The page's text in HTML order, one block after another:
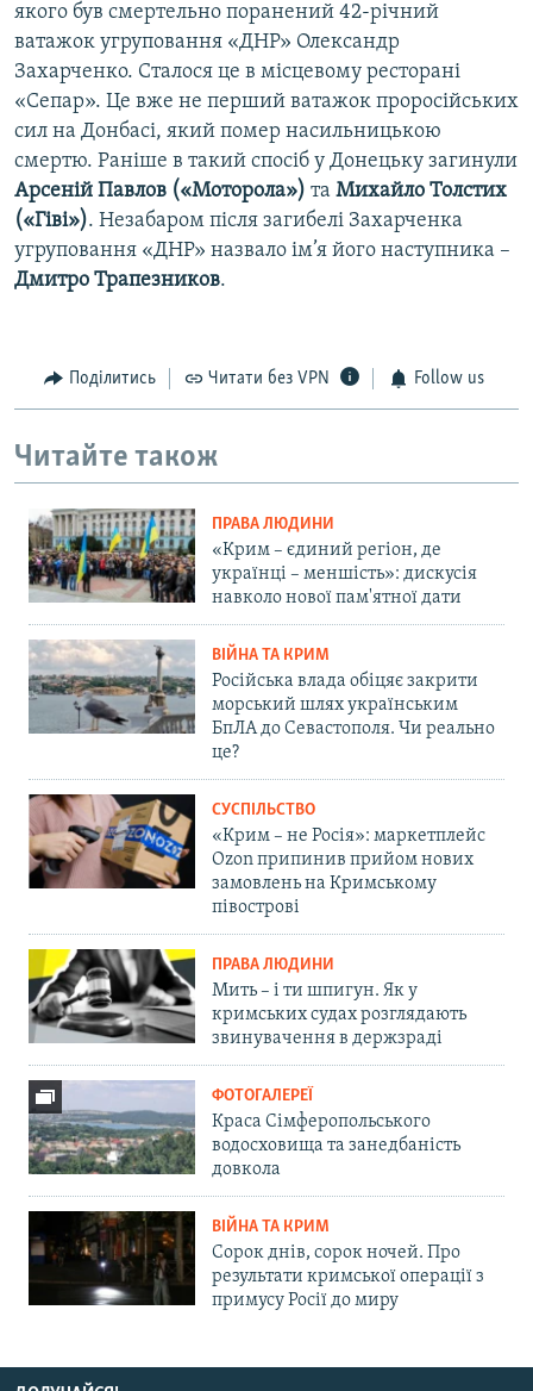
якого був смертельно поранений 42-річний
ватажок угруповання «ДНР» Олександр
Захарченко. Сталося це в місцевому ресторані
«Сепар». Це вже не перший ватажок проросійських
сил на Донбасі, який помер насильницькою
смертю. Раніше в такий спосіб у Донецьку загинули
Арсеній Павлов («Моторола») та Михайло Толстих
(«Гіві»). Незабаром після загибелі Захарченка
угруповання «ДНР» назвало ім’я його наступника –
Дмитро Трапезников.
Поділитись Читати без VPN Follow us
Читайте також
ПРАВА ЛЮДИНИ
«Крим – єдиний регіон, де
українці – меншість»: дискусія
навколо нової пам'ятної дати
ВІЙНА ТА КРИМ
Російська влада обіцяє закрити
морський шлях українським
БпЛА до Севастополя. Чи реально
це?
СУСПІЛЬСТВО
«Крим – не Росія»: маркетплейс
Ozon припинив прийом нових
замовлень на Кримському
півострові
ПРАВА ЛЮДИНИ
Мить – і ти шпигун. Як у
кримських судах розглядають
звинувачення в держзраді
ФОТОГАЛЕРЕЇ
Краса Сімферопольського
водосховища та занедбаність
довкола
ВІЙНА ТА КРИМ
Сорок днів, сорок ночей. Про
результати кримської операції з
примусу Росії до миру